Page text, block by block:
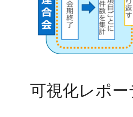
可視化レポ